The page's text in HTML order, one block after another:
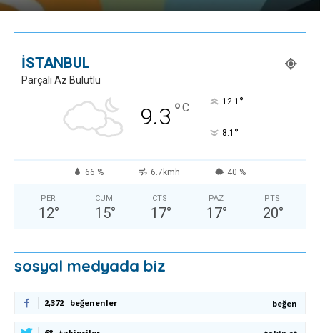
İSTANBUL
Parçalı Az Bulutlu
9.3 °C 12.1 °
8.1 °
66 % 6.7kmh 40 %
PER
12°
CUM
15°
CTS
17°
PAZ
17°
PTS
20°
sosyal medyada biz
2,372 beğenenler beğen